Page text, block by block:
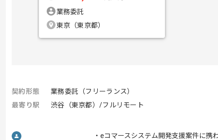
業務委託
東京（東京都）
契約形態
業務委託（フリーランス）
最寄り駅
渋谷（東京都）/フルリモート
・eコマースシステム開発支援案件に携